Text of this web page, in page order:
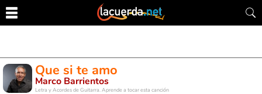
Que si te amo
Marco Barrientos
Letra y Acordes de Guitarra. Aprende a tocar esta canción